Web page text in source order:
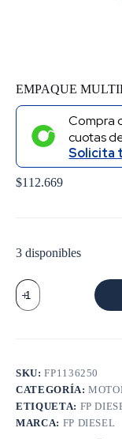
EMPAQUE
Compra
cuotas
Solicita
$112.669
3 disponibles
EMPAQUE
MULTIPLE
ADMISION
SKU:FP1136250
CATEGORÍA:
ETIQUETA: FP
MARCA: FP DIESEL